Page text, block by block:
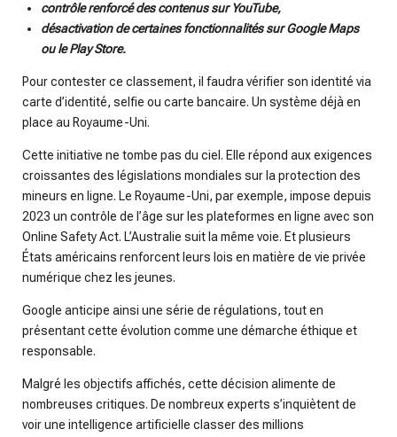
contrôle renforcé des contenus sur YouTube,
désactivation de certaines fonctionnalités sur Google Maps
ou le Play Store.
Pour contester ce classement, il faudra vérifier son identité via
carte d’identité, selfie ou carte bancaire. Un système déjà en
place au Royaume-Uni.
Cette initiative ne tombe pas du ciel. Elle répond aux exigences
croissantes des législations mondiales sur la protection des
mineurs en ligne. Le Royaume-Uni, par exemple, impose depuis
2023 un contrôle de l’âge sur les plateformes en ligne avec son
Online Safety Act. L’Australie suit la même voie. Et plusieurs
États américains renforcent leurs lois en matière de vie privée
numérique chez les jeunes.
Google anticipe ainsi une série de régulations, tout en
présentant cette évolution comme une démarche éthique et
responsable.
Malgré les objectifs affichés, cette décision alimente de
nombreuses critiques. De nombreux experts s’inquiètent de
voir une intelligence artificielle classer des millions